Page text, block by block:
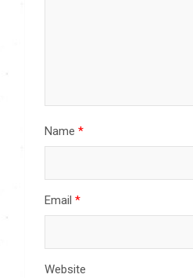
Name *
Email *
Website